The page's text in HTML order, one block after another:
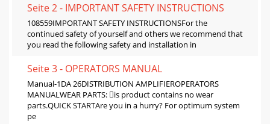
Seite 2 - IMPORTANT SAFETY INSTRUCTIONS
108559IMPORTANT SAFETY INSTRUCTIONSFor the
continued safety of yourself and others we recommend that
you read the following safety and installation in
Seite 3 - OPERATORS MANUAL
Manual-1DA 26DISTRIBUTION AMPLIFIEROPERATORS
MANUALWEAR PARTS: is product contains no wear
parts.QUICK STARTAre you in a hurry? For optimum system
pe